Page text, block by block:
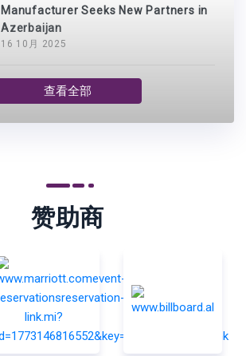
Manufacturer Seeks New Partners in
Azerbaijan
16 10月 2025
查看全部
赞助商